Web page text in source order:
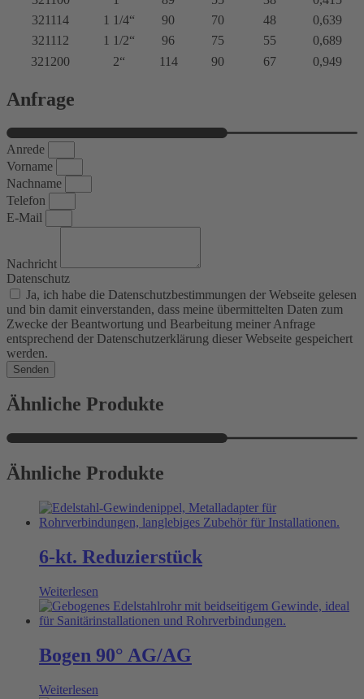
321114
1 1/4“ 90 70 48
0,639
321112
1 1/2“ 96 75 55
0,689
321200
2“ 114 90 67 0,949
Anfrage
Anrede
Vorname
Nachname
Telefon
E-Mail
Nachricht
Datenschutz
Ja, ich habe die Datenschutzbestimmungen der Webseite gelesen
und bin damit einverstanden, dass meine übermittelten Daten zum
Zwecke der Beantwortung und Bearbeitung meiner Anfrage
entsprechend der Datenschutzerklärung dieser Webseite gespeichert
werden.
Senden
Ähnliche Produkte
Ähnliche Produkte
6-kt. Reduzierstück
Weiterlesen
Bogen 90° AG/AG
Weiterlesen